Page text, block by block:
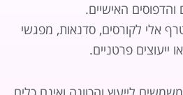
והדפוסים האישיים.
אלי לקורסים, סדנאות, מפגשי
ייעוצים פרטניים.